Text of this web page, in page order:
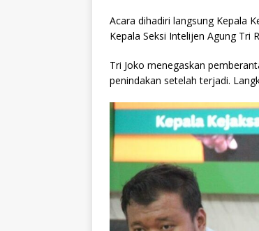
Acara dihadiri langsung Kepala
Kepala Seksi Intelijen Agung Tri
Tri Joko menegaskan
penindakan setelah terjadi.